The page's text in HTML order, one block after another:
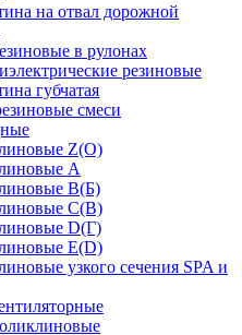
на отвал дорожной
в рулонах
резиновые
губчатая
смеси
Z(О)
A
B(Б)
C(В)
D(Г)
Е(D)
узкого сечения SPA и